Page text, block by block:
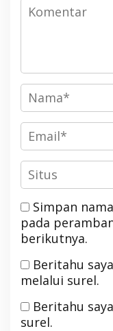
Simpan
pada
berikutnya.
Beritahu
melalui surel.
Beritahu
surel.